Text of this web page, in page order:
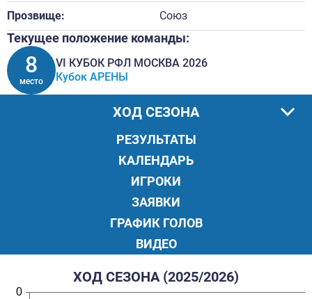
Прозвище: Союз
Текущее положение команды:
8
место
VI КУБОК РФЛ МОСКВА 2026
Кубок АРЕНЫ
РЕЗУЛЬТАТЫ
КАЛЕНДАРЬ
ИГРОКИ
ЗАЯВКИ
ХОД СЕЗОНА
ГРАФИК ГОЛОВ
ВИДЕО
ХОД СЕЗОНА (2025/2026)